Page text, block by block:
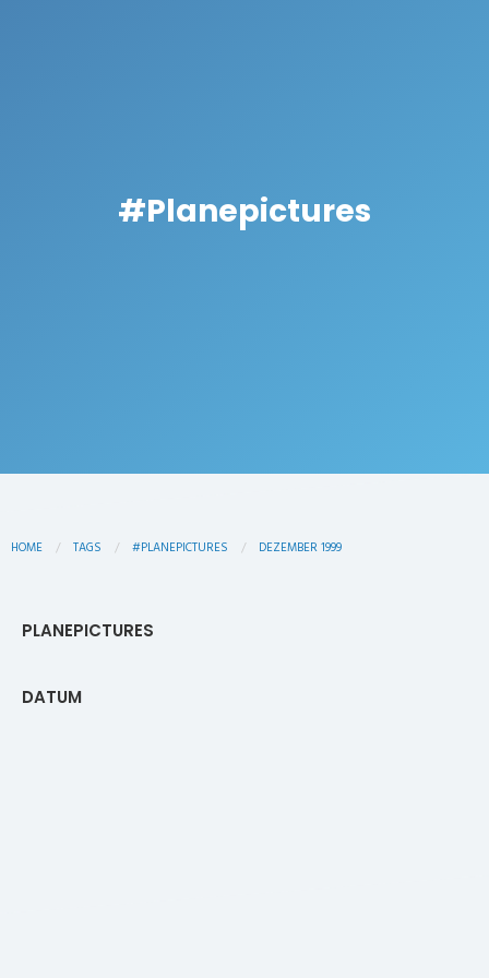
#Planepictures
HOME TAGS #PLANEPICTURES DEZEMBER 1999
PLANEPICTURES
DATUM